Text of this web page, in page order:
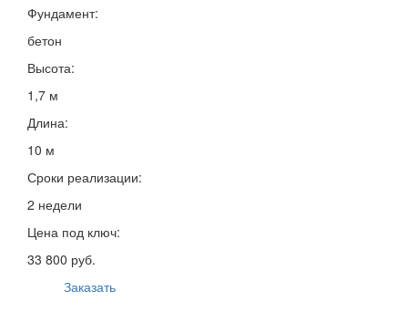
Фундамент:
бетон
Высота:
1,7 м
Длина:
10 м
Сроки реализации:
2 недели
Цена под ключ:
33 800 руб.
Заказать